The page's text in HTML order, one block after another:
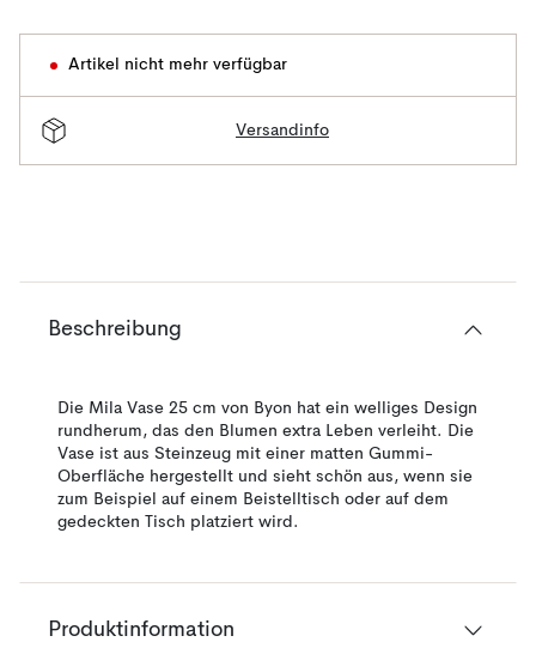
Artikel nicht mehr verfügbar
Versandinfo
Beschreibung
Die Mila Vase 25 cm von Byon hat ein welliges Design
rundherum, das den Blumen extra Leben verleiht. Die
Vase ist aus Steinzeug mit einer matten Gummi-
Oberfläche hergestellt und sieht schön aus, wenn sie
zum Beispiel auf einem Beistelltisch oder auf dem
gedeckten Tisch platziert wird.
Produktinformation